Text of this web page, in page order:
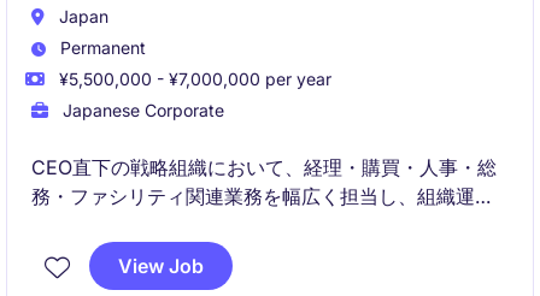
Japan
Permanent
¥5,500,000 - ¥7,000,000 per year
Japanese Corporate
CEO直下の戦略組織において、経理・購買・人事・総
務・ファシリティ関連業務を幅広く担当し、組織運営
がら、各種申請や会議運営、出張手配などのアドミニ
ストレーション業務を通じて円滑な組織運営に貢献い
View Job